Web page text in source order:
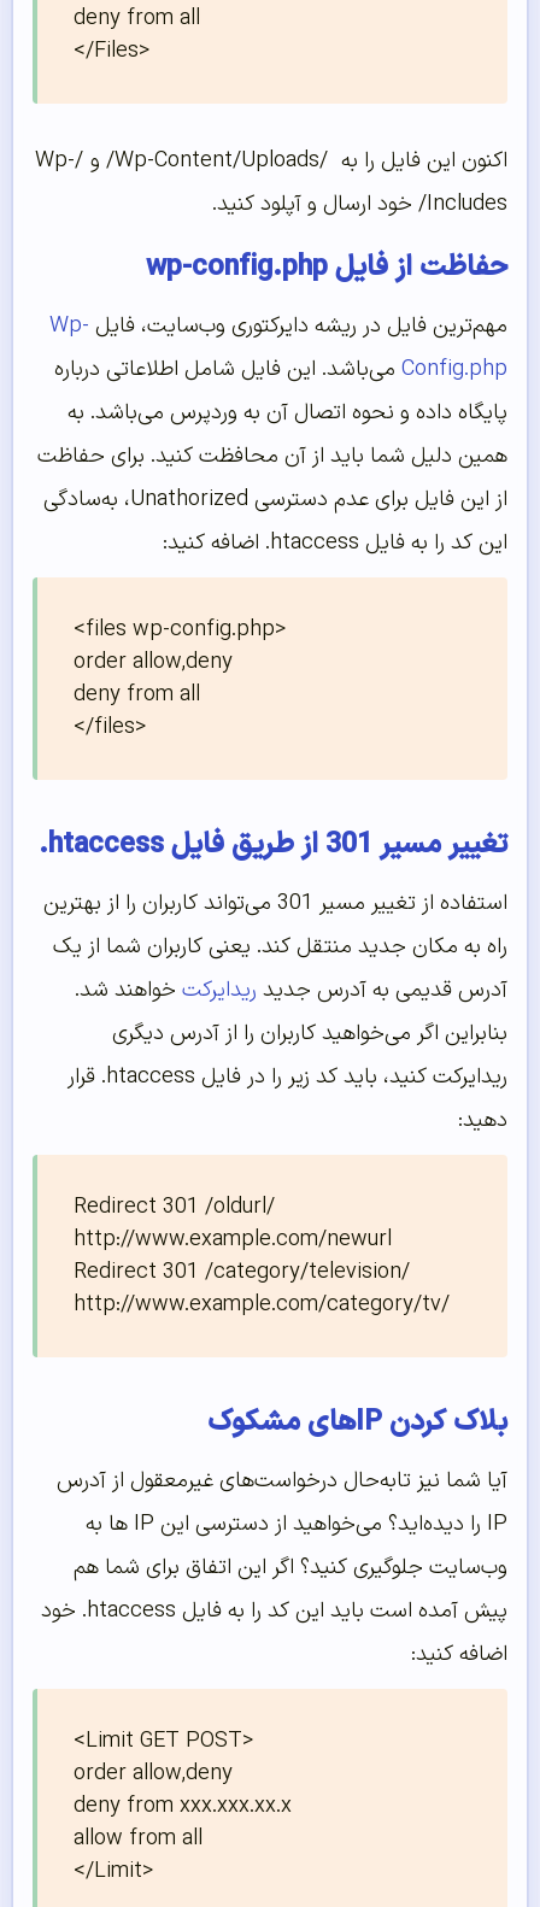
deny from all
</Files>
اکنون این فایل را به /Wp-Content/Uploads/ و /Wp-
Includes/ خود ارسال و آپلود کنید.
حفاظت از فایل wp-config.php
مهم‌ترین فایل در ریشه دایرکتوری وب‌سایت، فایل Wp-
Config.php می‌باشد. این فایل شامل اطلاعاتی درباره
پایگاه داده و نحوه اتصال آن به وردپرس می‌باشد. به
همین دلیل شما باید از آن محافظت کنید. برای حفاظت
از این فایل برای عدم دسترسی Unathorized، به‌سادگی
این کد را به فایل htaccess. اضافه کنید:
<files wp-config.php>
order allow,deny
deny from all
</files>
تغییر مسیر 301 از طریق فایل htaccess.
استفاده از تغییر مسیر 301 می‌تواند کاربران را از بهترین
راه به مکان جدید منتقل کند. یعنی کاربران شما از یک
آدرس قدیمی به آدرس جدید ریدایرکت خواهند شد.
بنابراین اگر می‌خواهید کاربران را از آدرس دیگری
ریدایرکت کنید، باید کد زیر را در فایل htaccess. قرار
دهید:
Redirect 301 /oldurl/
http://www.example.com/newurl
Redirect 301 /category/television/
http://www.example.com/category/tv/
بلاک کردن IPهای مشکوک
آیا شما نیز تابه‌حال درخواست‌های غیرمعقول از آدرس
IP را دیده‌اید؟ می‌خواهید از دسترسی این IP ها به
وب‌سایت جلوگیری کنید؟ اگر این اتفاق برای شما هم
پیش آمده است باید این کد را به فایل htaccess. خود
اضافه کنید:
<Limit GET POST>
order allow,deny
deny from xxx.xxx.xx.x
allow from all
</Limit>